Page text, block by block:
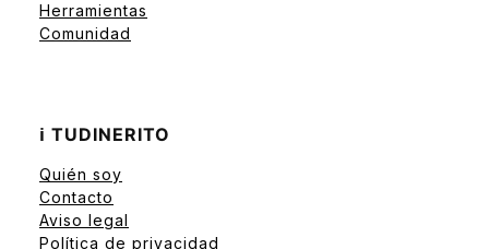
Herramientas
Comunidad
ℹ️ TUDINERITO
Quién soy
Contacto
Aviso legal
Política de privacidad